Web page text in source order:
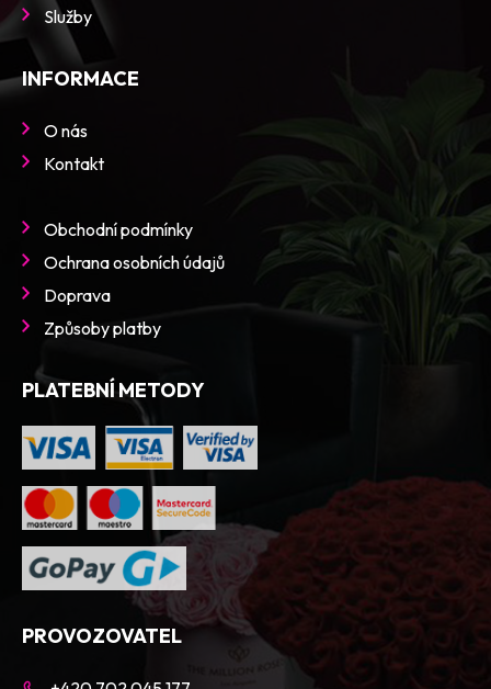
Služby
INFORMACE
O nás
Kontakt
Obchodní podmínky
Ochrana osobních údajů
Doprava
Způsoby platby
PLATEBNÍ METODY
PROVOZOVATEL